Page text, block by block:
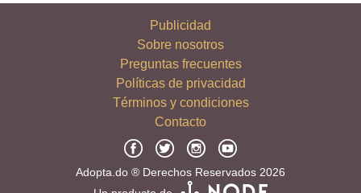
Publicidad
Sobre nosotros
Preguntas frecuentes
Políticas de privacidad
Términos y condiciones
Contacto
Adopta.do ® Derechos Reservados 2026